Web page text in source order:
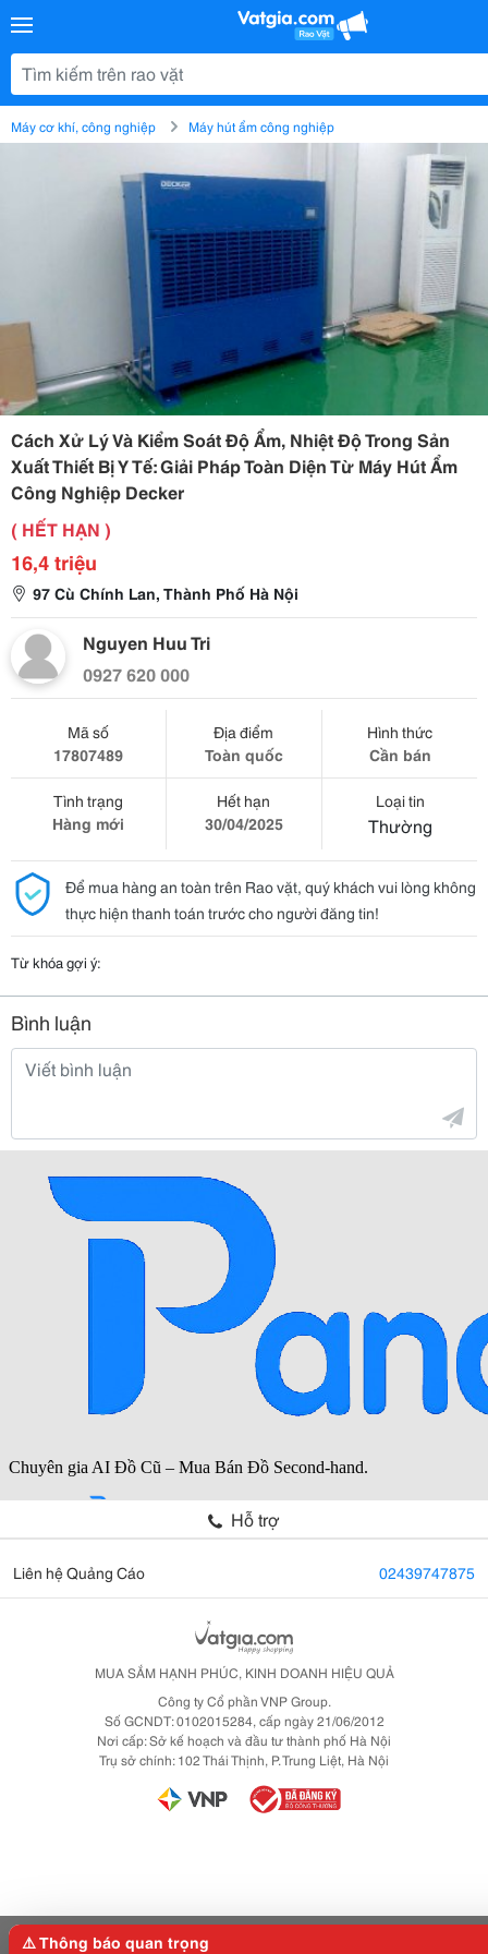
Máy cơ khí, công nghiệp Máy hút ẩm công nghiệp
Cách Xử Lý Và Kiểm Soát Độ Ẩm, Nhiệt Độ Trong Sản
Xuất Thiết Bị Y Tế: Giải Pháp Toàn Diện Từ Máy Hút Ẩm
Công Nghiệp Decker
( HẾT HẠN )
16,4 triệu
97 Cù Chính Lan, Thành Phố Hà Nội
Nguyen Huu Tri
0927 620 000
Mã số
17807489
Địa điểm
Toàn quốc
Hình thức
Cần bán
Tình trạng
Hàng mới
Hết hạn
30/04/2025
Loại tin
Thường
Để mua hàng an toàn trên Rao vặt, quý khách vui lòng không
thực hiện thanh toán trước cho người đăng tin!
Từ khóa gợi ý:
Bình luận
Hỗ trợ
Liên hệ Quảng Cáo 02439747875
MUA SẮM HẠNH PHÚC, KINH DOANH HIỆU QUẢ
Công ty Cổ phần VNP Group.
Số GCNDT: 0102015284, cấp ngày 21/06/2012
Nơi cấp: Sở kế hoạch và đầu tư thành phố Hà Nội
Trụ sở chính: 102 Thái Thịnh, P. Trung Liệt, Hà Nội
⚠️ Thông báo quan trọng